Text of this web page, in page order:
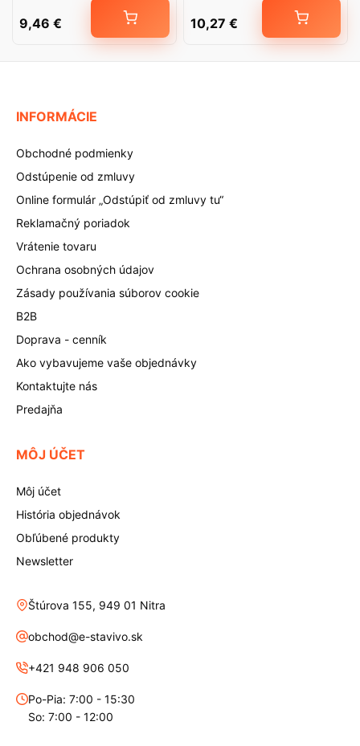
9,46 € 10,27 €
INFORMÁCIE
Obchodné podmienky
Odstúpenie od zmluvy
Online formulár „Odstúpiť od zmluvy tu“
Reklamačný poriadok
Vrátenie tovaru
Ochrana osobných údajov
Zásady používania súborov cookie
B2B
Doprava - cenník
Ako vybavujeme vaše objednávky
Kontaktujte nás
Predajňa
MÔJ ÚČET
Môj účet
História objednávok
Obľúbené produkty
Newsletter
Štúrova 155, 949 01 Nitra
obchod@e-stavivo.sk
+421 948 906 050
Po-Pia: 7:00 - 15:30
So: 7:00 - 12:00